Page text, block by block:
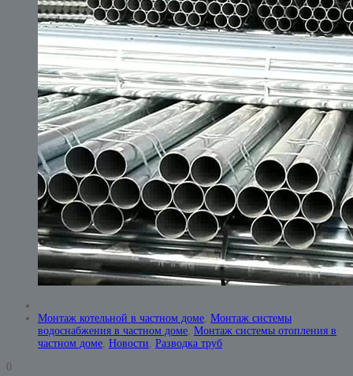
Монтаж котельной в частном доме, Монтаж системы
водоснабжения в частном доме, Монтаж системы отопления в
частном доме, Новости, Разводка труб
0